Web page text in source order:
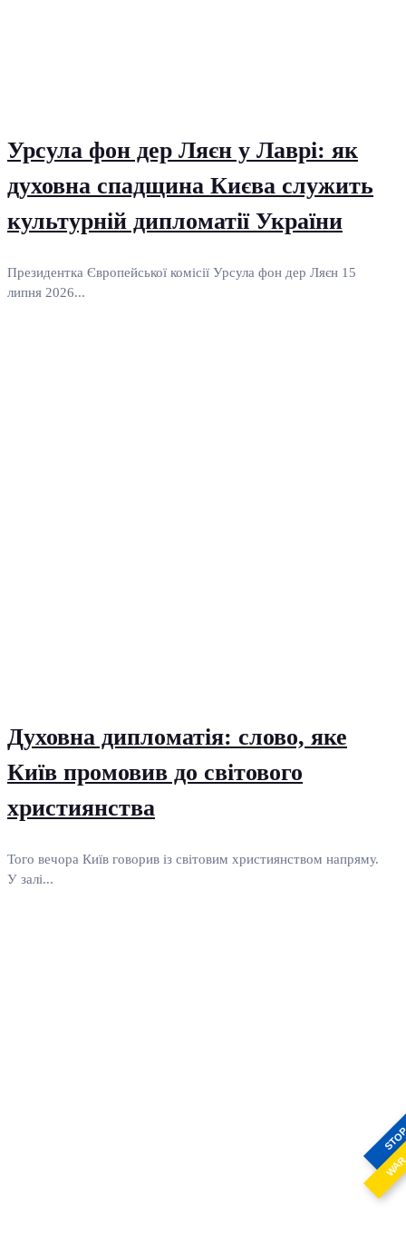
Урсула фон дер Ляєн у Лаврі: як
духовна спадщина Києва служить
культурній дипломатії України
Президентка Європейської комісії Урсула фон дер Ляєн 15
липня 2026...
Духовна дипломатія: слово, яке
Київ промовив до світового
християнства
Того вечора Київ говорив із світовим християнством напряму.
У залі...